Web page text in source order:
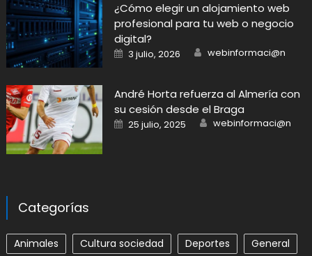
​¿Cómo elegir un alojamiento web
profesional para tu web o negocio
digital?
Posted
on
3 julio, 2026 Author
webinformaci@n
André Horta refuerza al Almería con
su cesión desde el Braga
Posted
on
25 julio, 2025 Author
webinformaci@n
Categorías
Animales Cultura sociedad Deportes
General